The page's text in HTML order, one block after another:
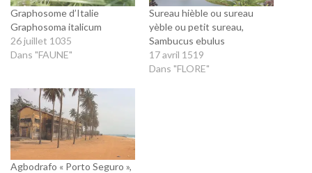
Graphosome d’Italie
Graphosoma italicum
26 juillet 1035
Dans "FAUNE"
Sureau hièble ou sureau
yèble ou petit sureau,
Sambucus ebulus
17 avril 1519
Dans "FLORE"
Agbodrafo « Porto Seguro »,